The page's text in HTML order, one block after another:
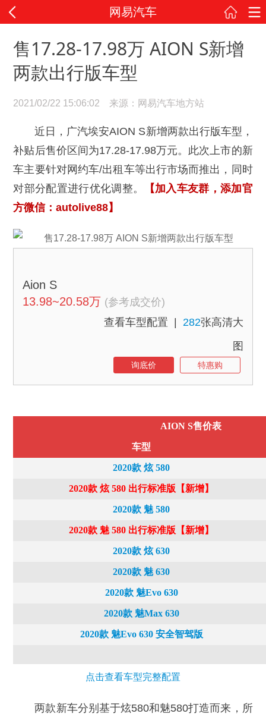
网易汽车
售17.28-17.98万 AION S新增
两款出行版车型
2021/02/22 15:06:02 来源：网易汽车地方站
近日，广汽埃安AION S新增两款出行版车型，
补贴后售价区间为17.28-17.98万元。此次上市的新
车主要针对网约车/出租车等出行市场而推出，同时
对部分配置进行优化调整。
【加入车友群，添加官
方微信：autolive88】
Aion S
13.98~20.58万 (参考成交价)
查看车型配置 | 282张高清大
图
询底价 特惠购
AION S售价表
车型
2020款 炫 580
2020款 炫 580 出行标准版【新增】
2020款 魅 580
2020款 魅 580 出行标准版【新增】
2020款 炫 630
2020款 魅 630
2020款 魅Evo 630
2020款 魅Max 630
2020款 魅Evo 630 安全智驾版
点击查看车型完整配置
两款新车分别基于炫580和魅580打造而来，所